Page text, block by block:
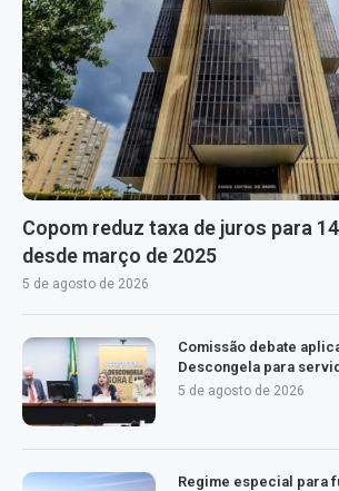
Copom reduz taxa de juros para
desde março de 2025
5 de agosto de 2026
Comissão debate
Descongela para
5 de agosto de 2026
Regime especial para